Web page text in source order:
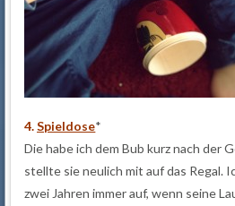
4.Spieldose*
Die habe ich dem Bub kurz nach der
stellte sie neulich mit auf das Regal.
zwei Jahren immer auf, wenn seine